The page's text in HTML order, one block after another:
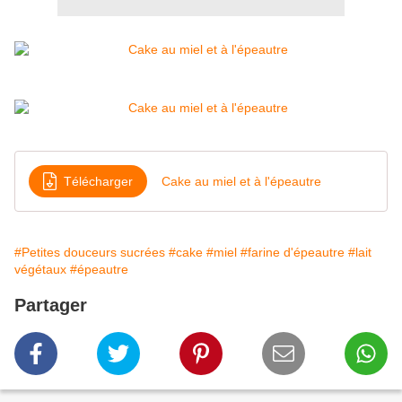
Télécharger Cake au miel et à l'épeautre
#Petites douceurs sucrées #cake #miel #farine d'épeautre #lait
végétaux #épeautre
Partager